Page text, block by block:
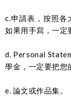
c.申請表，按照各
如果用手寫，一定
d. Personal
學金，一定要把您
e. 論文或作品集。